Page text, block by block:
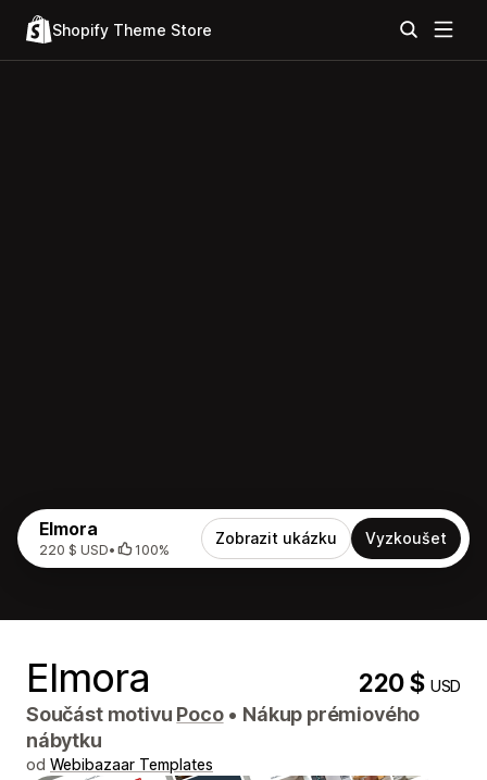
Shopify Theme Store
Elmora
220 $ USD• 100%
Zobrazit ukázku Vyzkoušet
Elmora 220 $USD
Součást motivu Poco • Nákup prémiového
nábytku
od Webibazaar Templates